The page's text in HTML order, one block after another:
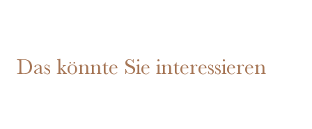
Das könnte Sie interessieren